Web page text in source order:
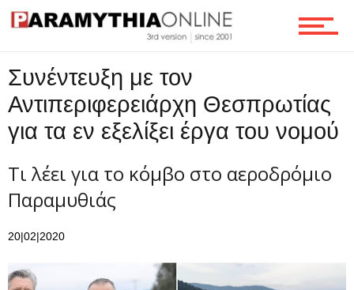
Οικονομία
Τεχνολογία
Συνέντευξη με τον
Αντιπεριφερειάρχη Θεσπρωτίας
για τα εν εξελίξει έργα του νομού
Τι λέει για το κόμβο στο αεροδρόμιο
Παραμυθιάς
20|02|2020